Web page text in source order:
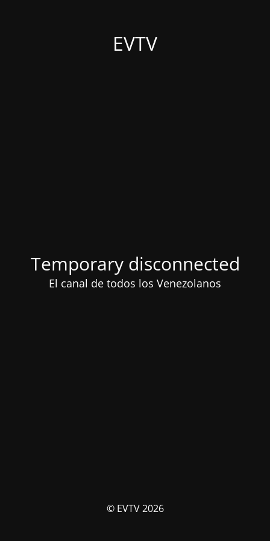
EVTV
Temporary disconnected
El canal de todos los Venezolanos
© EVTV 2026